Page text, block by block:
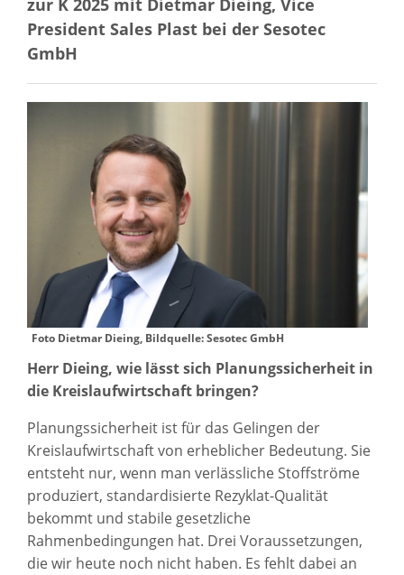
President Sales Plast bei der Sesotec
GmbH
Foto Dietmar Dieing, Bildquelle: Sesotec GmbH
Herr Dieing, wie lässt sich Planungssicherheit in
die Kreislaufwirtschaft bringen?
Planungssicherheit ist für das Gelingen der
Kreislaufwirtschaft von erheblicher Bedeutung. Sie
entsteht nur, wenn man verlässliche Stoffströme
produziert, standardisierte Rezyklat-Qualität
bekommt und stabile gesetzliche
Rahmenbedingungen hat. Drei Voraussetzungen,
die wir heute noch nicht haben. Es fehlt dabei an